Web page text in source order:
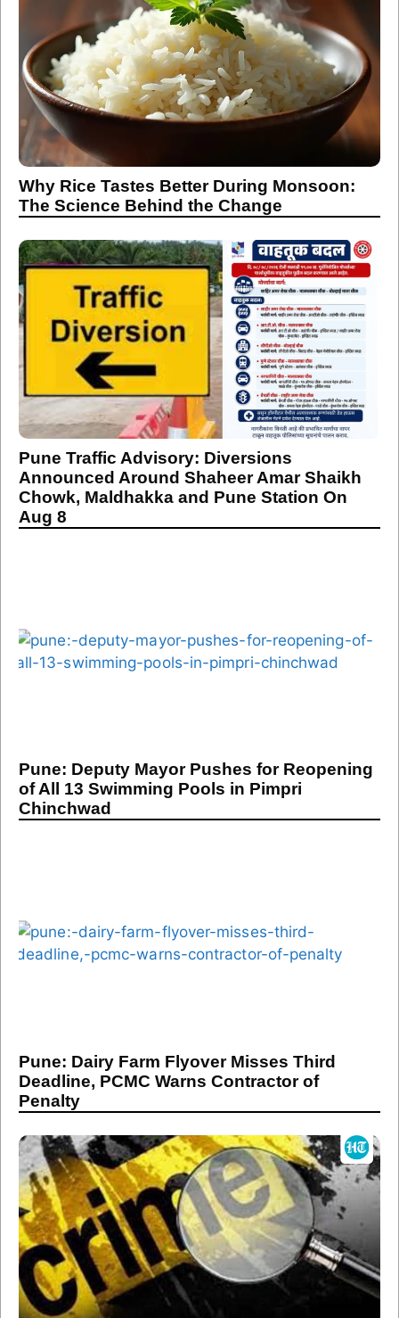
Why Rice Tastes Better During Monsoon:
The Science Behind the Change
Pune Traffic Advisory: Diversions
Announced Around Shaheer Amar Shaikh
Chowk, Maldhakka and Pune Station On
Aug 8
Pune: Deputy Mayor Pushes for Reopening
of All 13 Swimming Pools in Pimpri
Chinchwad
Pune: Dairy Farm Flyover Misses Third
Deadline, PCMC Warns Contractor of
Penalty